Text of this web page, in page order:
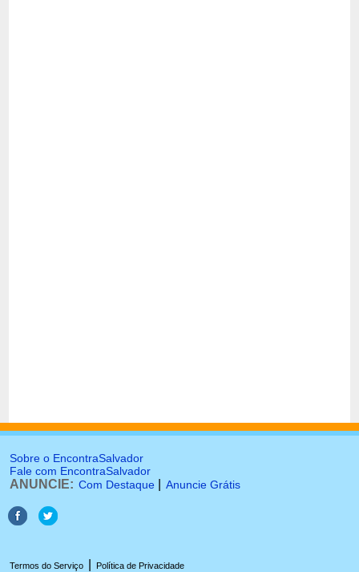
Sobre o EncontraSalvador
Fale com EncontraSalvador
ANUNCIE: Com Destaque Anuncie Grátis
Termos do Serviço Política de Privacidade